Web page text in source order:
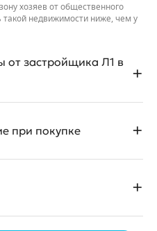
хозяев от общественного
такой недвижимости ниже, чем у
от застройщика Л1 в
и сданных домах. Хорошим
просторными кухнями-
при покупке
учитывать